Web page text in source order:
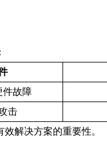
件故障
击
解决方案的重要性。